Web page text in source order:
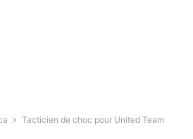
Tacticien de choc pour United Team